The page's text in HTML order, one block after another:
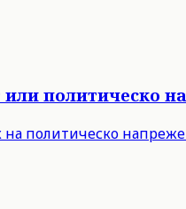
политическо
политическо